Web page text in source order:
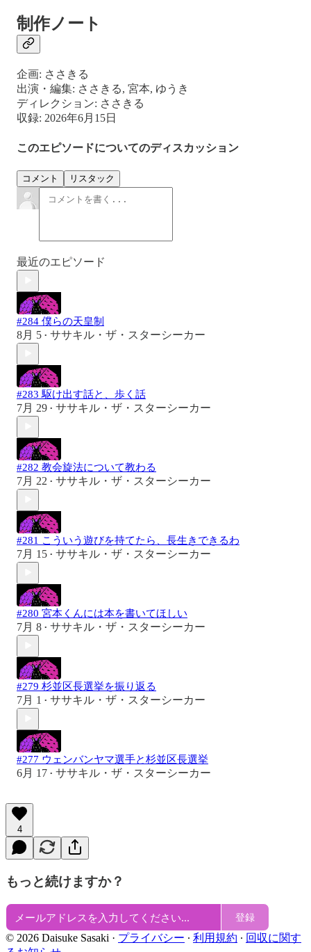
制作ノート
企画: ささきる
出演・編集: ささきる, 宮本, ゆうき
ディレクション: ささきる
収録: 2026年6月15日
このエピソードについてのディスカッション
コメント リスタック
最近のエピソード
#284 僕らの天皇制
8月 5 • ササキル・ザ・スターシーカー
#283 駆け出す話と、歩く話
7月 29 • ササキル・ザ・スターシーカー
#282 教会旋法について教わる
7月 22 • ササキル・ザ・スターシーカー
#281 こういう遊びを持てたら、長生きできるわ
7月 15 • ササキル・ザ・スターシーカー
#280 宮本くんには本を書いてほしい
7月 8 • ササキル・ザ・スターシーカー
#279 杉並区長選挙を振り返る
7月 1 • ササキル・ザ・スターシーカー
#277 ウェンバンヤマ選手と杉並区長選挙
6月 17 • ササキル・ザ・スターシーカー
4
もっと続けますか？
登録
© 2026 Daisuke Sasaki · プライバシー ∙ 利用規約 ∙ 回収に関す